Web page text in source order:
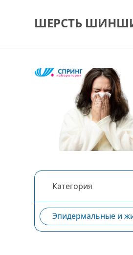
ШЕРСТЬ
Категория
Эпидермальные и